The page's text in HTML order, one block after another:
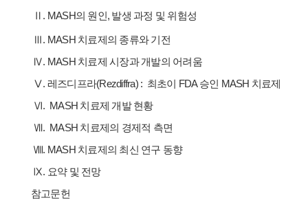
Ⅱ. MASH의 원인, 발생 과정 및 위험성
Ⅲ. MASH 치료제의 종류와 기전
Ⅳ. MASH 치료제 시장과 개발의 어려움
Ⅴ. 레즈디프라(Rezdiffra) : 최초이 FDA 승인 MASH 치료제
Ⅵ. MASH 치료제 개발 현황
Ⅶ. MASH 치료제의 경제적 측면
Ⅷ. MASH 치료제의 최신 연구 동향
Ⅸ. 요약 및 전망
참고문헌